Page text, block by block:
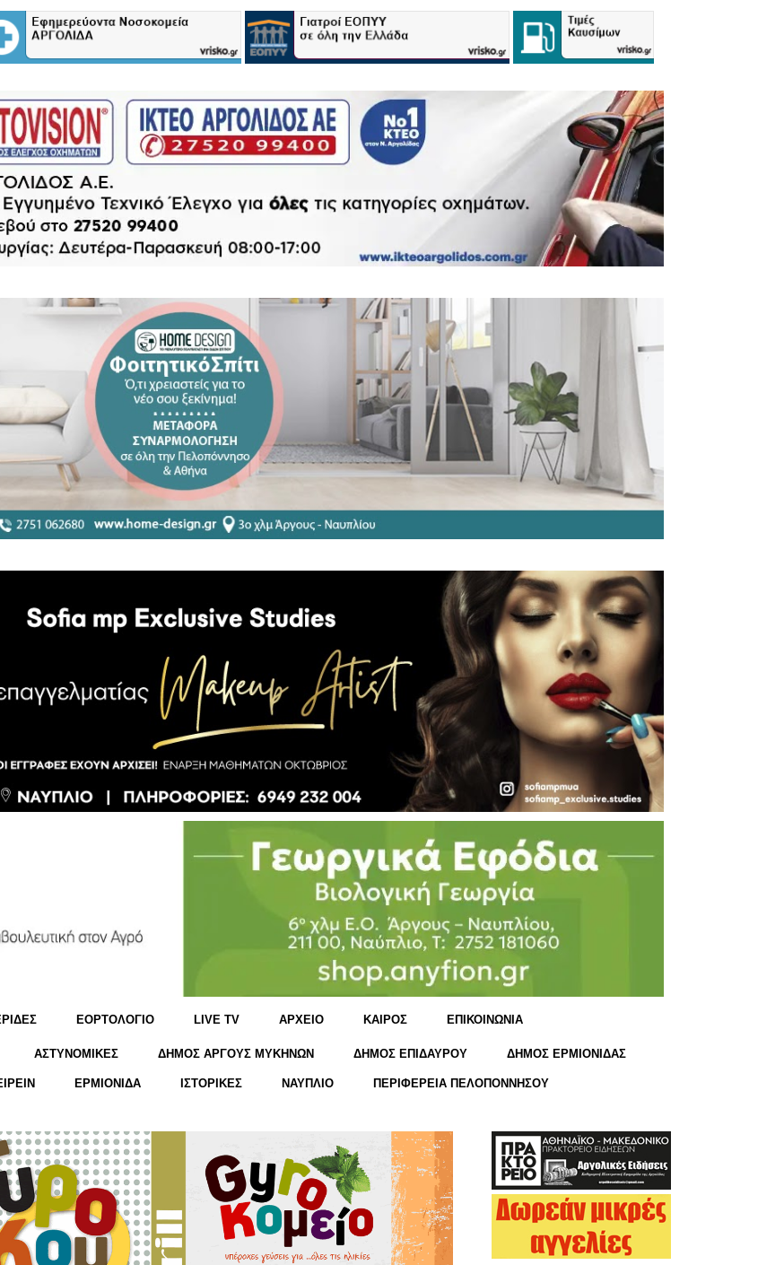
ΕΟΡΤΟΛΟΓΙΟ LIVE TV ΑΡΧΕΙΟ KΑΙΡΟΣ ΕΠΙΚΟΙΝΩΝΙΑ
ΑΣΤΥΝΟΜΙΚΕΣ ΔΗΜΟΣ ΑΡΓΟΥΣ ΜΥΚΗΝΩΝ ΔΗΜΟΣ ΕΠΙΔΑΥΡΟΥ ΔΗΜΟΣ ΕΡΜΙΟΝΙΔΑΣ
ΕΡΜΙΟΝΙΔΑ ΙΣΤΟΡΙΚΕΣ ΝΑΥΠΛΙΟ ΠΕΡΙΦΕΡΕΙΑ ΠΕΛΟΠΟΝΝΗΣΟΥ